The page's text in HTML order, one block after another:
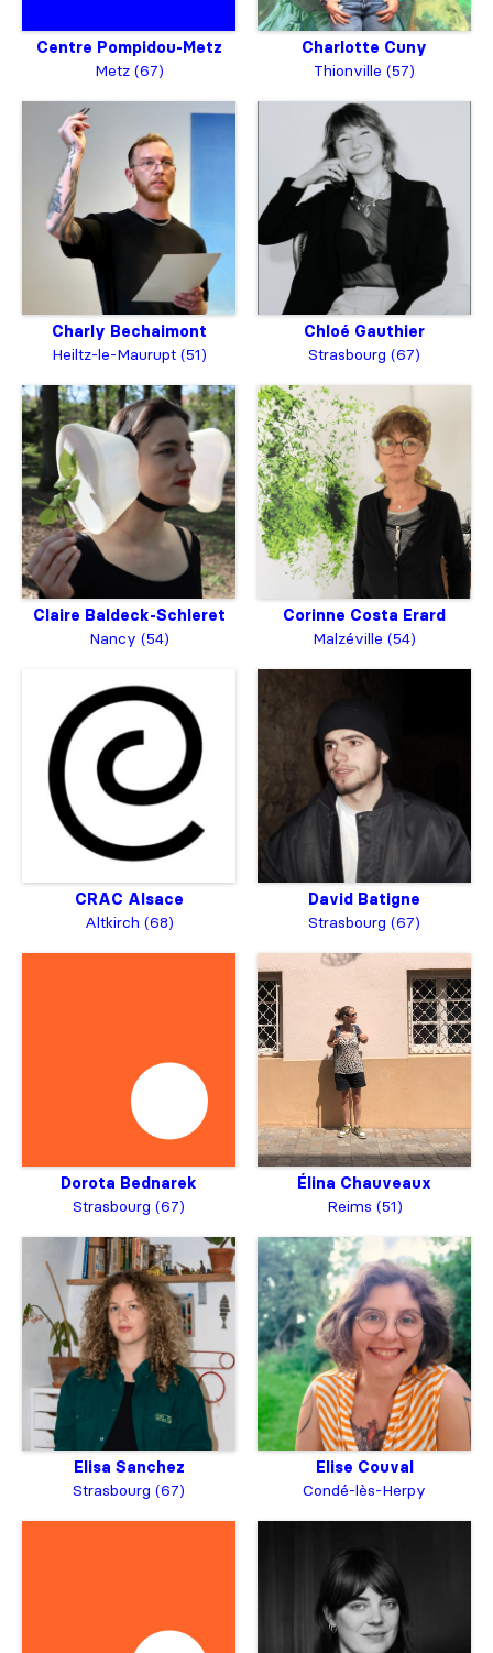
Centre Pompidou-Metz
Metz (67)
Charlotte Cuny
Thionville (57)
Charly Bechaimont
Heiltz-le-Maurupt (51)
Chloé Gauthier
Strasbourg (67)
Claire Baldeck-Schleret
Nancy (54)
Corinne Costa Erard
Malzéville (54)
CRAC Alsace
Altkirch (68)
David Batigne
Strasbourg (67)
Dorota Bednarek
Strasbourg (67)
Élina Chauveaux
Reims (51)
Elisa Sanchez
Strasbourg (67)
Elise Couval
Condé-lès-Herpy